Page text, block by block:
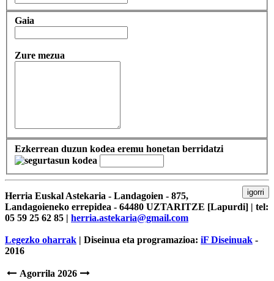
Gaia
Zure mezua
Ezkerrean duzun kodea eremu honetan berridatzi
igorri
Herria Euskal Astekaria - Landagoien - 875,
Landagoieneko errepidea - 64480 UZTARITZE [Lapurdi] | tel:
05 59 25 62 85 | herria.astekaria@gmail.com
Legezko oharrak | Diseinua eta programazioa: iF Diseinuak -
2016
Agorrila 2026